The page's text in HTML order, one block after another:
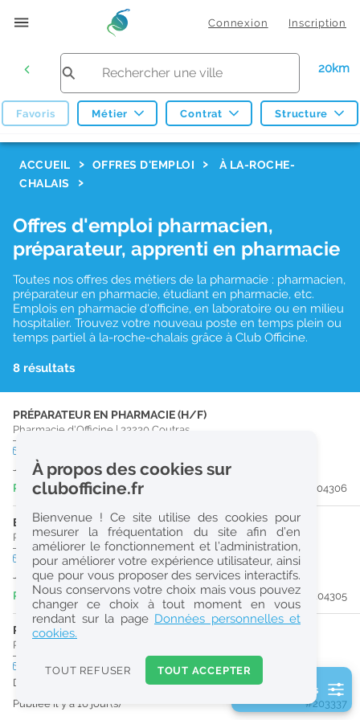
Connexion Inscription
20km
Favoris Métier Contrat Structure
Réinitialiser
2
0
k
Consulter les offres de la France d'outre-mer
ACCUEIL OFFRES D'EMPLOI
À LA-ROCHE-
CHALAIS
Offres d'emploi pharmacien,
préparateur, apprenti en pharmacie
Toutes nos offres des métiers de la pharmacie : pharmacien,
préparateur en pharmacie, étudiant en pharmacie, etc.
Emplois en pharmacie d'officine, en laboratoire ou en milieu
hospitalier. Trouvez votre nouveau poste en temps plein ou
temps partiel à la-roche-chalais grâce à Club Officine.
8 résultats
PRÉPARATEUR EN PHARMACIE (H/F)
Pharmacie d'Officine | 33230 Coutras
Jusqu'au 21/08/26
Publiée il y a 2 jour(s)
#204306
ETUDIANT EN PHARMACIE 6E ANNÉE VALIDÉE (H/F)
Pharmacie d'Officine|33230Coutras
CDDtemps plein
Jusqu'au 21/08/26
Publiée il y a 2 jour(s)
#204305
PRÉPARATEUR EN PHARMACIE (H/F)
Pharmacie d'Officine
CDItemps plein
Dès que possible
Publiée il y a 16 jour(s)
#203337
2 filtre(s) actifs
À propos des cookies sur
clubofficine.fr
Bienvenue ! Ce site utilise des cookies pour
mesurer la fréquentation du site afin d’en
améliorer le fonctionnement et l’administration,
pour améliorer votre expérience utilisateur, ainsi
que pour vous proposer des services interactifs.
Nous conservons votre choix mais vous pouvez
changer ce choix à tout moment en vous
rendant sur la page Données personnelles et
cookies.
TOUT REFUSER TOUT ACCEPTER